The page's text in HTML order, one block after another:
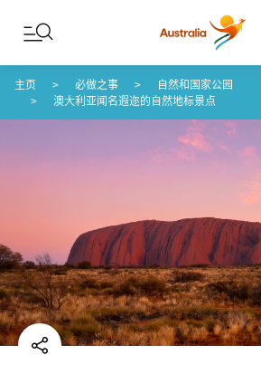
Skip to content
Skip to footer navigation
主页 必做之事
自然和国家公园
澳大利亚闻名遐迩的自然地标景点